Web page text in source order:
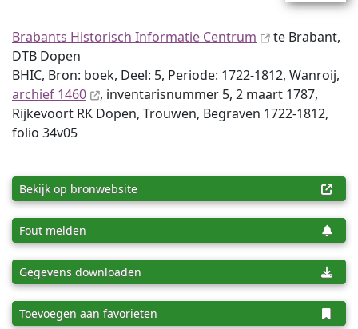
Brabants Historisch Informatie Centrum
te Brabant,
DTB Dopen
BHIC, Bron: boek, Deel: 5, Periode: 1722-1812, Wanroij,
archief 1460
, inventaris­num­mer 5, 2 maart 1787,
Rijkevoort RK Dopen, Trouwen, Begraven 1722-1812,
folio 34v05
Bekijk op bronwebsite
Fout melden
Gegevens downloaden
Toevoegen aan favorieten